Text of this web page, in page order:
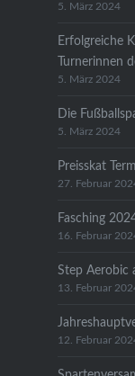
5. März 2024
Erfolgreiche
Turnerinnen
5. März 2024
Die
5. März 2024
Preisskat
27. Februar
Fasching
16. Februar
Step Aerobic
13. Februar
12. Februar